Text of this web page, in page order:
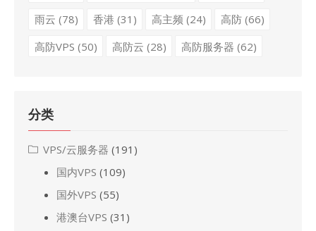
雨云 (78) 香港 (31) 高主频 (24) 高防(66)
高防VPS (50) 高防云 (28) 高防服务器 (62)
分类
VPS/云服务器 (191)
国内VPS (109)
国外VPS (55)
港澳台VPS (31)